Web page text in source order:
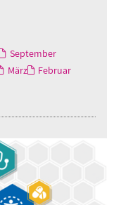
September
März
Februar